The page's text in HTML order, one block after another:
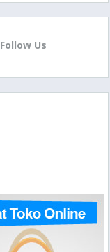
Follow Us